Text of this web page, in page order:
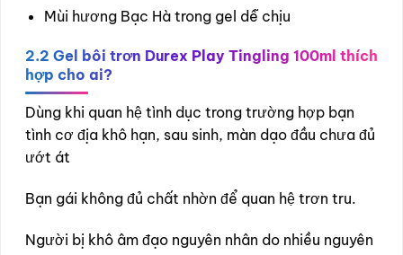
Mùi hương Bạc Hà trong gel dễ chịu
2.2 Gel bôi trơn Durex Play Tingling 100ml thích
hợp cho ai?
Dùng khi quan hệ tình dục trong trường hợp bạn
tình cơ địa khô hạn, sau sinh, màn dạo đầu chưa đủ
ướt át
Bạn gái không đủ chất nhờn để quan hệ trơn tru.
Người bị khô âm đạo nguyên nhân do nhiều nguyên